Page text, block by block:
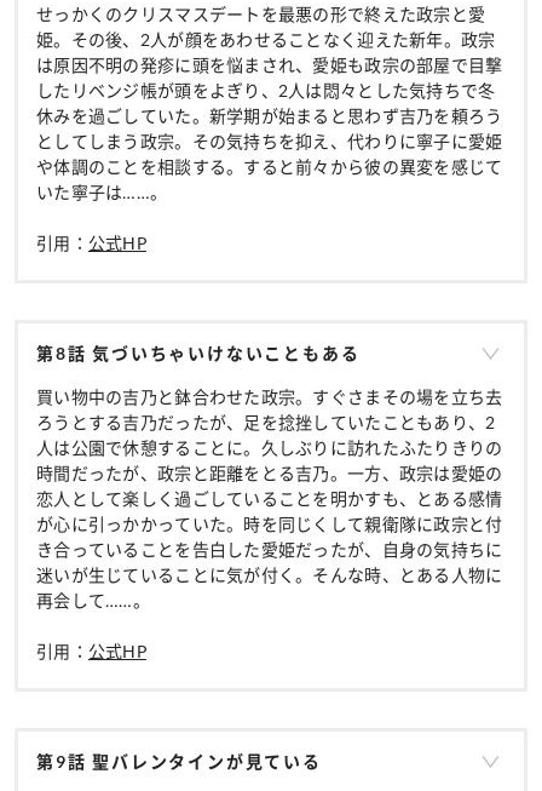
せっかくのクリスマスデートを最悪の形で終えた政宗と愛
姫。その後、2人が顔をあわせることなく迎えた新年。政宗
は原因不明の発疹に頭を悩まされ、愛姫も政宗の部屋で目撃
したリベンジ帳が頭をよぎり、2人は悶々とした気持ちで冬
休みを過ごしていた。新学期が始まると思わず吉乃を頼ろう
としてしまう政宗。その気持ちを抑え、代わりに寧子に愛姫
や体調のことを相談する。すると前々から彼の異変を感じて
いた寧子は……。
引用： 公式HP
第8話 気づいちゃいけないこともある
買い物中の吉乃と鉢合わせた政宗。すぐさまその場を立ち去
ろうとする吉乃だったが、足を捻挫していたこともあり、2
人は公園で休憩することに。久しぶりに訪れたふたりきりの
時間だったが、政宗と距離をとる吉乃。一方、政宗は愛姫の
恋人として楽しく過ごしていることを明かすも、とある感情
が心に引っかかっていた。時を同じくして親衛隊に政宗と付
き合っていることを告白した愛姫だったが、自身の気持ちに
迷いが生じていることに気が付く。そんな時、とある人物に
再会して……。
引用： 公式HP
第9話 聖バレンタインが見ている